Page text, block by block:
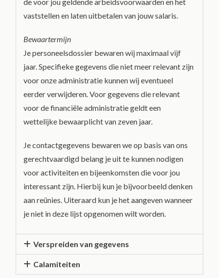
vaststellen en laten uitbetalen van jouw salaris.
Bewaartermijn
Je personeelsdossier bewaren wij maximaal vijf
jaar. Specifieke gegevens die niet meer relevant zijn
voor onze administratie kunnen wij eventueel
eerder verwijderen. Voor gegevens die relevant
voor de financiële administratie geldt een
wettelijke bewaarplicht van zeven jaar.
Je contactgegevens bewaren we op basis van ons
gerechtvaardigd belang je uit te kunnen nodigen
voor activiteiten en bijeenkomsten die voor jou
interessant zijn. Hierbij kun je bijvoorbeeld denken
aan reünies. Uiteraard kun je het aangeven wanneer
je niet in deze lijst opgenomen wilt worden.
Verspreiden van gegevens
Calamiteiten